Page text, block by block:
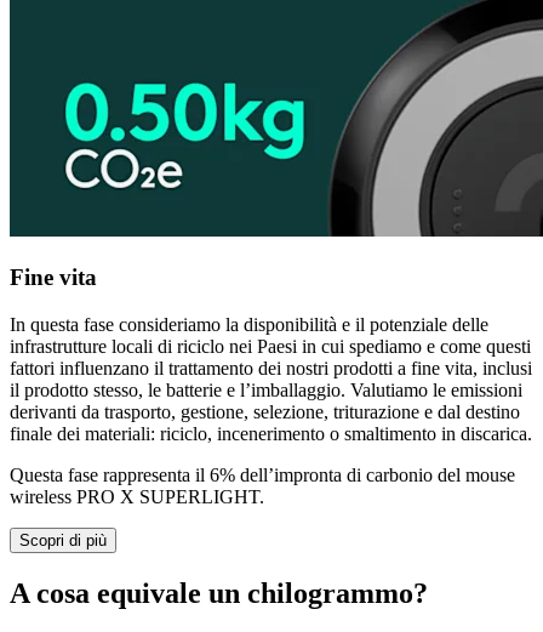
Fine vita
In questa fase consideriamo la disponibilità e il potenziale delle
infrastrutture locali di riciclo nei Paesi in cui spediamo e come questi
fattori influenzano il trattamento dei nostri prodotti a fine vita, inclusi
il prodotto stesso, le batterie e l’imballaggio. Valutiamo le emissioni
derivanti da trasporto, gestione, selezione, triturazione e dal destino
finale dei materiali: riciclo, incenerimento o smaltimento in discarica.
Questa fase rappresenta il 6% dell’impronta di carbonio del mouse
wireless PRO X SUPERLIGHT.
Scopri di più
A cosa equivale un chilogrammo?